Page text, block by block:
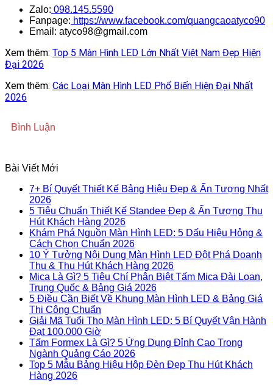
Zalo: 098.145.5590
Fanpage: https://www.facebook.com/quangcaoatyco90
Email: atyco98@gmail.com
Xem thêm: Top 5 Màn Hình LED Lớn Nhất Việt Nam Đẹp Hiện
Đại 2026
Xem thêm: Các Loại Màn Hình LED Phổ Biến Hiện Đại Nhất
2026
Bình Luận
Bài Viết Mới
7+ Bí Quyết Thiết Kế Bảng Hiệu Đẹp & Ấn Tượng Nhất
2026
5 Tiêu Chuẩn Thiết Kế Standee Đẹp & Ấn Tượng Thu
Hút Khách Hàng 2026
Khám Phá Nguồn Màn Hình LED: 5 Dấu Hiệu Hỏng &
Cách Chọn Chuẩn 2026
10 Ý Tưởng Nội Dung Màn Hình LED Đột Phá Doanh
Thu & Thu Hút Khách Hàng 2026
Mica Là Gì? 5 Tiêu Chí Phân Biệt Tấm Mica Đài Loan,
Trung Quốc & Bảng Giá 2026
5 Điều Cần Biết Về Khung Màn Hình LED & Bảng Giá
Thi Công Chuẩn
Giải Mã Tuổi Thọ Màn Hình LED: 5 Bí Quyết Vận Hành
Đạt 100.000 Giờ
Tấm Formex Là Gì? 5 Ứng Dụng Đỉnh Cao Trong
Ngành Quảng Cáo 2026
Top 5 Mẫu Bảng Hiệu Hộp Đèn Đẹp Thu Hút Khách
Hàng 2026